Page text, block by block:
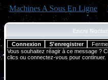
Machines A Sous En Ligne
Encre
Vous souhaitez réagir à ce message ?
clics ou connectez-vous pour continuer.